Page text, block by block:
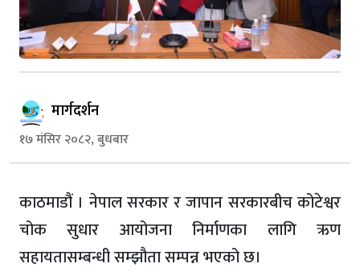
मार्गदर्शन
१७ मंसिर २०८२, बुधबार
काठमाडौं । नेपाल सरकार र जापान सरकारबीच कोटेश्वर
चोक सुधार आयोजना निर्माणका लागि ऋण
सहायतासम्बन्धी सम्झौता सम्पन्न भएको छ।